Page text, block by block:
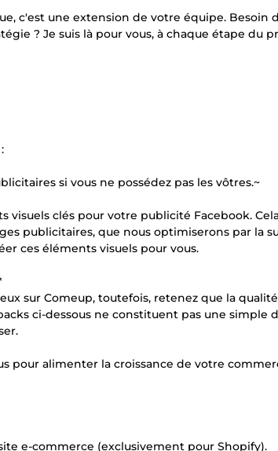
c'est une extension de votre équipe. Besoin
? Je suis là pour vous, à chaque étape du
si vous ne possédez pas les vôtres.~
visuels clés pour votre publicité Facebook.
publicitaires, que nous optimiserons par la
ces éléments visuels pour vous.
sur Comeup, toutefois, retenez que la
ci-dessous ne constituent pas une simple
pour alimenter la croissance de votre
e-commerce (exclusivement pour Shopify).